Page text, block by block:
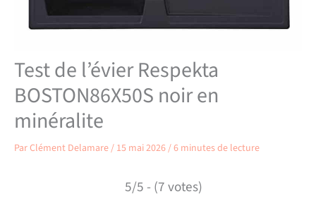
Test de l’évier Respekta
BOSTON86X50S noir en
minéralite
ParClément Delamare/ 15 mai 2026/6 minutes de lecture
5/5 - (7 votes)